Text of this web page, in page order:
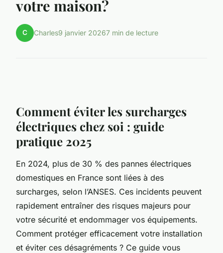
votre maison?
C Charles9 janvier 20267 min de lecture
Comment éviter les surcharges
électriques chez soi : guide
pratique 2025
En 2024, plus de 30 % des pannes électriques
domestiques en France sont liées à des
surcharges, selon l’ANSES. Ces incidents peuvent
rapidement entraîner des risques majeurs pour
votre sécurité et endommager vos équipements.
Comment protéger efficacement votre installation
et éviter ces désagréments ? Ce guide vous